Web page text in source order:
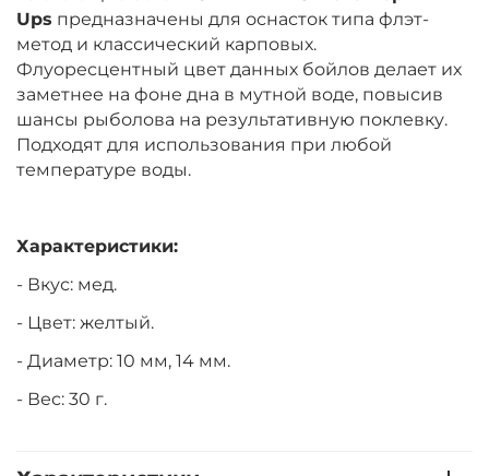
Ups предназначены для оснасток типа флэт-
метод и классический карповых.
Флуоресцентный цвет данных бойлов делает их
заметнее на фоне дна в мутной воде, повысив
шансы рыболова на результативную поклевку.
Подходят для использования при любой
температуре воды.
Характеристики:
- Вкус: мед.
- Цвет: желтый.
- Диаметр: 10 мм, 14 мм.
- Вес: 30 г.